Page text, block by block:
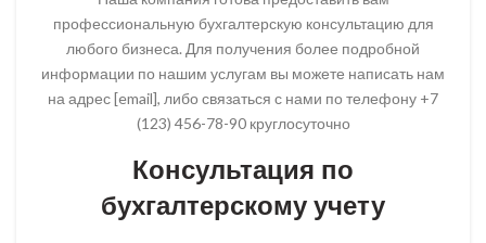
профессиональную бухгалтерскую консультацию для
любого бизнеса. Для получения более подробной
информации по нашим услугам вы можете написать нам
на адрес [email], либо связаться с нами по телефону +7
(123) 456-78-90 круглосуточно
Консультация по
бухгалтерскому учету